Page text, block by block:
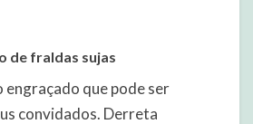
de fraldas sujas
engraçado que pode ser
convidados. Derreta